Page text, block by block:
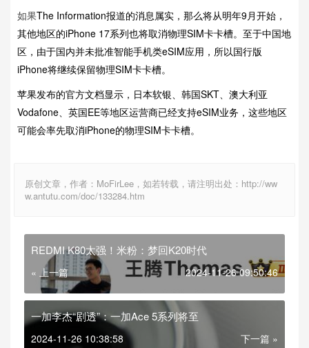
如果The Information报道的消息属实，那么将从明年9月开始，
其他地区的iPhone 17系列也将取消物理SIM卡卡槽。至于中国地
区，由于国内并未批准智能手机类eSIM应用，所以国行版
iPhone将继续保留物理SIM卡卡槽。
苹果发布的官方文档显示，日本软银、韩国SKT、澳大利亚
Vodafone、英国EE等地区运营商已经支持eSIM业务，这些地区
可能会率先取消iPhone的物理SIM卡卡槽。
原创文章，作者：MoFirLee，如若转载，请注明出处：http://ww
w.antutu.com/doc/133284.htm
REDMI K80太强！米粉：梦回K20时代
« 上一篇 2024-11-26 09:50:46
一加李杰“剧透”：一加Ace 5系列将至
2024-11-26 10:38:58 下一篇 »